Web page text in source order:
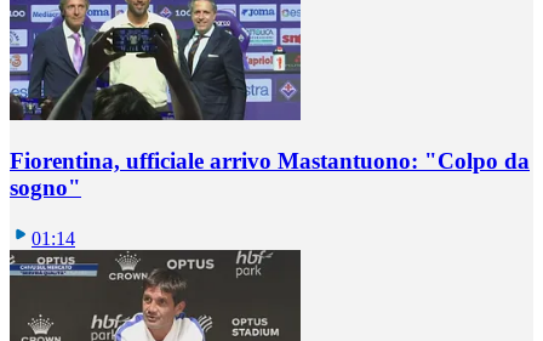
Fiorentina, ufficiale arrivo Mastantuono: "Colpo da
sogno"
01:14